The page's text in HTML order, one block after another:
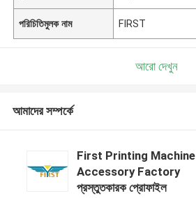
পরিচিতিমুলক নাম FIRST
আরো দেখুন
আমাদের সম্পর্কে
First Printing Machine
Accessory Factory
প্রস্তুতকারক প্রোফাইল